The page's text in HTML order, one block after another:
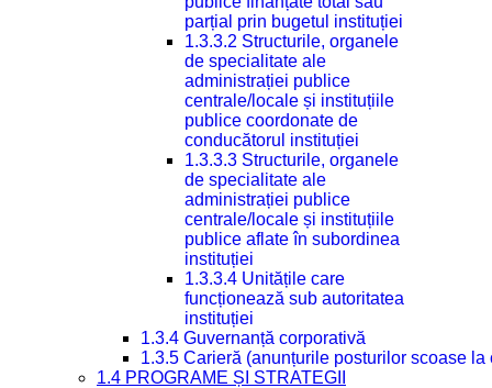
parțial prin bugetul instituției
1.3.3.2 Structurile, organele
de specialitate ale
administrației publice
centrale/locale și instituțiile
publice coordonate de
conducătorul instituției
1.3.3.3 Structurile, organele
de specialitate ale
administrației publice
centrale/locale și instituțiile
publice aflate în subordinea
instituției
1.3.3.4 Unitățile care
funcționează sub autoritatea
instituției
1.3.4 Guvernanță corporativă
1.3.5 Carieră (anunțurile posturilor scoase la
1.4 PROGRAME ȘI STRATEGII